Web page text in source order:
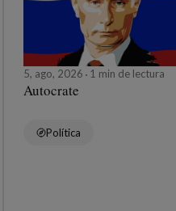
5, ago, 2026 1 min de lectura
Autocrate
Política